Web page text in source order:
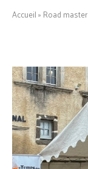
Accueil» Road master